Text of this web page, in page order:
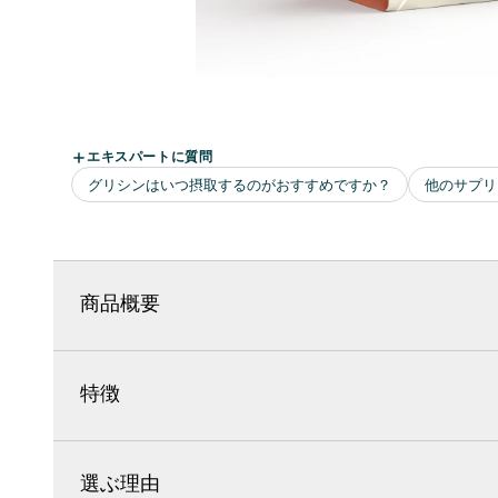
商品概要
特徴
選ぶ理由